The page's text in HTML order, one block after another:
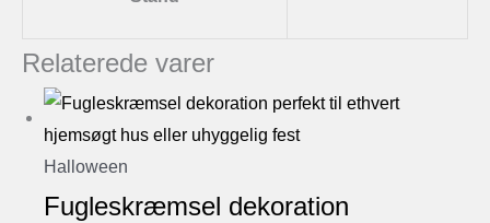
Relaterede varer
Halloween
Fugleskræmsel dekoration